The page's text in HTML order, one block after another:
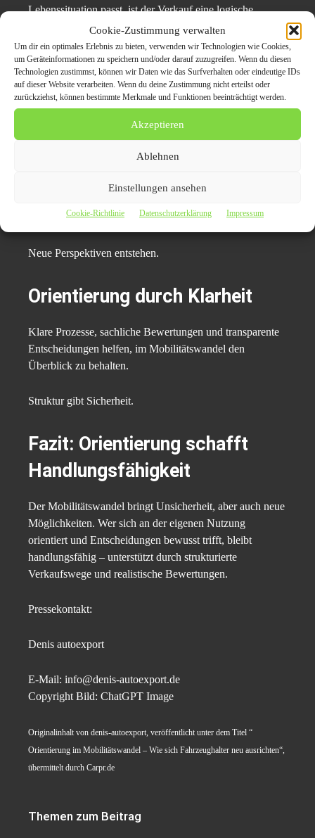
Cookie-Zustimmung verwalten
Um dir ein optimales Erlebnis zu bieten, verwenden wir Technologien wie Cookies,
um Geräteinformationen zu speichern und/oder darauf zuzugreifen. Wenn du diesen
Technologien zustimmst, können wir Daten wie das Surfverhalten oder eindeutige IDs
auf dieser Website verarbeiten. Wenn du deine Zustimmung nicht erteilst oder
zurückziehst, können bestimmte Merkmale und Funktionen beeinträchtigt werden.
Akzeptieren
Ablehnen
Einstellungen ansehen
Cookie-Richtlinie Datenschutzerklärung Impressum
Lebenssituation passt, ist der Verkauf eine logische
Option. Über denFahrzeugankauf Mettmann
Fahrzeuge strukturiert weitergeben.
Der Übergang bleibt nachvollziehbar.
Alternative Wege der
Autoankauf Mettmannzeigt, wie Fahrzeuge
werden können.
Neue Perspektiven entstehen.
Orientierung durch Klarheit
Klare Prozesse, sachliche Bewertungen und transparente
Entscheidungen helfen, im Mobilitätswandel den
Überblick zu behalten.
Struktur gibt Sicherheit.
Fazit: Orientierung schafft
Handlungsfähigkeit
Der Mobilitätswandel bringt Unsicherheit, aber auch neue
Möglichkeiten. Wer sich an der eigenen Nutzung
orientiert und Entscheidungen bewusst trifft, bleibt
handlungsfähig – unterstützt durch strukturierte
Verkaufswege und realistische Bewertungen.
Pressekontakt:
Denis autoexport
E-Mail: info@denis-autoexport.de
Copyright Bild: ChatGPT Image
Originalinhalt von denis-autoexport, veröffentlicht unter dem Titel “
Orientierung im Mobilitätswandel – Wie sich Fahrzeughalter neu ausrichten“,
übermittelt durch Carpr.de
Themen zum Beitrag